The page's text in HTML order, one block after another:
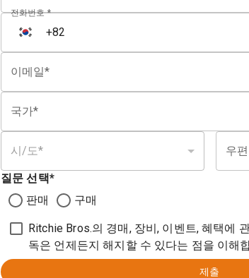
전화번호 *
이메일*
국가*
시/도* 우
질문 선택*
판매
구매
Ritchie Bros.의 경매, 장비, 이벤트, 혜택에
독은 언제든지 해지할 수 있다는 점을 이해
제출